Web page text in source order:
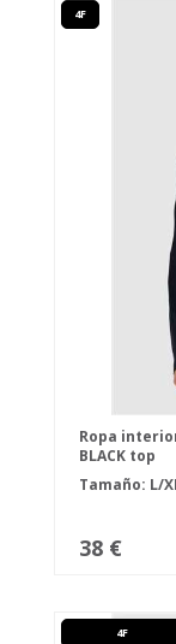
4F
Ropa
BLACK top
Tamaño: L/
38 €
4F